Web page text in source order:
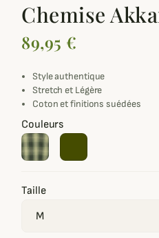
Chemise
89,95 €
Style authentique
Stretch et Légère
Coton et finitions suédées
Couleurs
Taille